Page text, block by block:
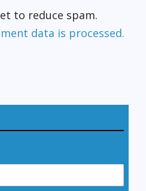
to reduce spam.
data is processed.